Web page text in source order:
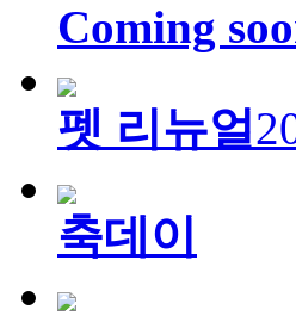
Coming
펫 리뉴얼
축데이